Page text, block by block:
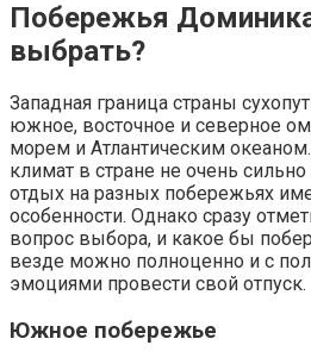
Побережья
выбрать?
Западная граница страны
южное, восточное и северное
морем и Атлантическим
климат в стране не очень сильно
отдых на разных побережьях
особенности. Однако сразу
вопрос выбора, и какое бы
везде можно полноценно и с
эмоциями провести свой отпуск.
Южное побережье